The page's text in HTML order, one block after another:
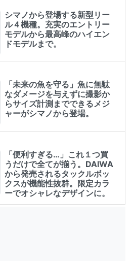
シマノから登場する新型リー
ル４機種。充実のエントリー
モデルから最高峰のハイエン
ドモデルまで。
「未来の魚を守る」魚に無駄
なダメージを与えずに撮影か
らサイズ計測までできるメジ
ャーがシマノから登場。
「便利すぎる…」これ１つ買
うだけで全てが揃う。DAIWA
から発売されるタックルボッ
クスが機能性抜群。限定カラ
ーでオシャレなデザインに。